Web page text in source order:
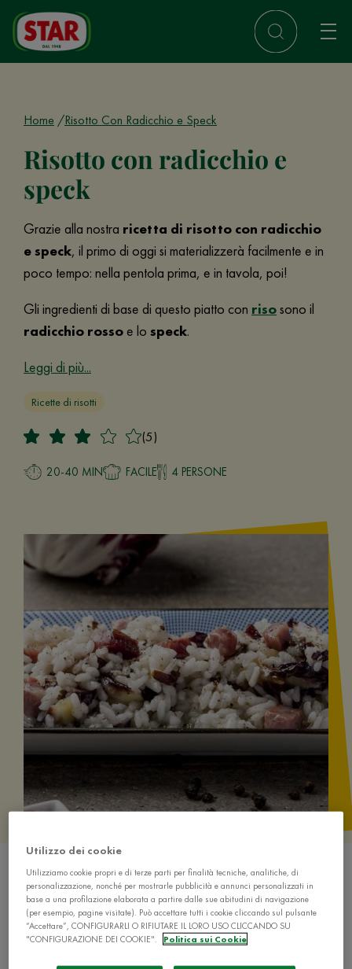
Home Risotto Con Radicchio e Speck
Risotto con radicchio e
speck
Grazie alla nostra ricetta di risotto con radicchio
e speck, il primo di oggi si materializzerà facilmente e in
poco tempo: nella pentola prima, e in tavola, poi!
Gli ingredienti di base di questo piatto con risosono il
radicchio rossoe lo speck.
Leggi di più...
Ricette di risotti
(5)
20-40 MIN FACILE 4 PERSONE
Utilizzo dei cookie
Utilizziamo cookie propri e di terze parti per finalità tecniche, analitiche, di
personalizzazione, nonché per mostrarle pubblicità e annunci personalizzati in
base a una profilazione elaborata a partire dalle sue abitudini di navigazione
(per esempio, pagine visitate). Può accettare tutti i cookie cliccando sul pulsante
“Accettare”, CONFIGURARLI O RIFIUTARE IL LORO USO CLICCANDO SU
"CONFIGURAZIONE DEI COOKIE".
Politica sui Cookie